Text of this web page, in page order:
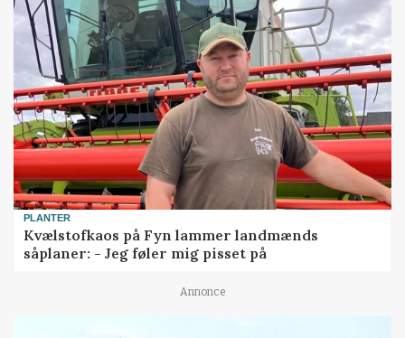
PLANTER
Kvælstofkaos på Fyn lammer landmænds
såplaner: - Jeg føler mig pisset på
Annonce